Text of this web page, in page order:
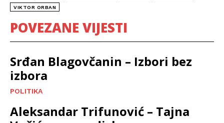
VIKTOR ORBAN
POVEZANE VIJESTI
Srđan Blagovčanin – Izbori bez
izbora
POLITIKA
Aleksandar Trifunović – Tajna